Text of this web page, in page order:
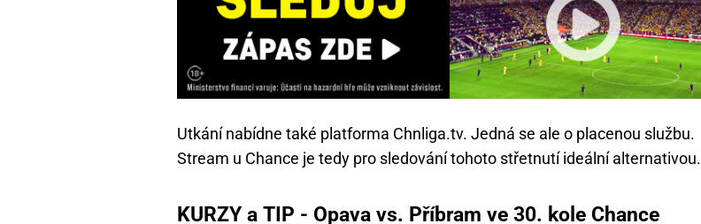
Utkání nabídne také platforma Chnliga.tv. Jedná se ale o placenou službu.
Stream u Chance je tedy pro sledování tohoto střetnutí ideální alternativou.
KURZY a TIP - Opava vs. Příbram ve 30. kole Chance